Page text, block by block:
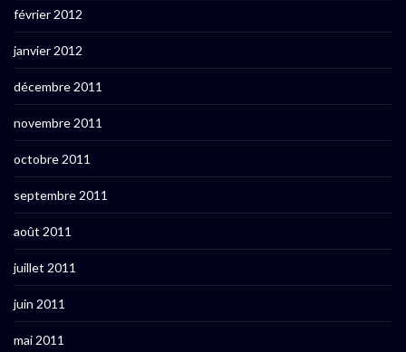
février 2012
janvier 2012
décembre 2011
novembre 2011
octobre 2011
septembre 2011
août 2011
juillet 2011
juin 2011
mai 2011